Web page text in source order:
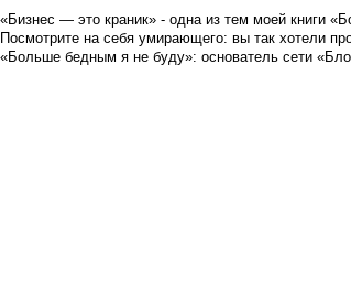
«Бизнес — это краник» - одна из тем моей книги
Посмотрите на себя умирающего: вы так хотели
«Больше бедным я не буду»: основатель сети